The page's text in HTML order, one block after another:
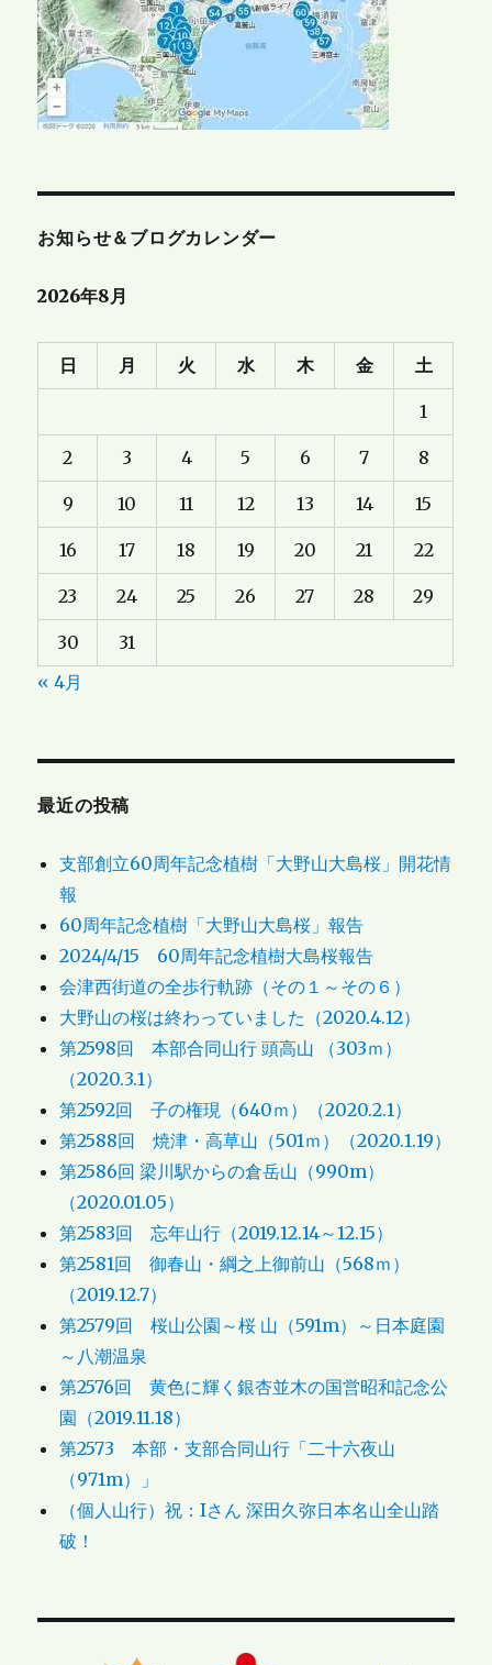
お知らせ＆ブログカレンダー
2026年8月
日 月 火 水 木 金 土
1
2 3 4 5 6 7 8
9 10 11 12 13 14 15
16 17 18 19 20 21 22
23 24 25 26 27 28 29
30
31
« 4月
最近の投稿
支部創立60周年記念植樹「大野山大島桜」開花情
報
60周年記念植樹「大野山大島桜」報告
2024/4/15 60周年記念植樹大島桜報告
会津西街道の全歩行軌跡（その１～その６）
大野山の桜は終わっていました（2020.4.12）
第2598回 本部合同山行 頭高山 （303ｍ）
（2020.3.1）
第2592回 子の権現（640ｍ）（2020.2.1）
第2588回 焼津・高草山（501ｍ）（2020.1.19）
第2586回 梁川駅からの倉岳山（990m）
（2020.01.05）
第2583回 忘年山行（2019.12.14～12.15）
第2581回 御春山・綱之上御前山（568ｍ）
（2019.12.7）
第2579回 桜山公園～桜 山（591m）～日本庭園
～八潮温泉
第2576回 黄色に輝く銀杏並木の国営昭和記念公
園（2019.11.18）
第2573 本部・支部合同山行「二十六夜山
（971m）」
（個人山行）祝：Iさん 深田久弥日本名山全山踏
破！